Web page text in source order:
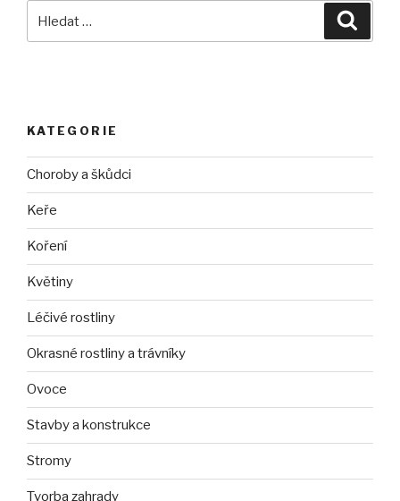
KATEGORIE
Choroby a škůdci
Keře
Koření
Květiny
Léčivé rostliny
Okrasné rostliny a trávníky
Ovoce
Stavby a konstrukce
Stromy
Tvorba zahrady